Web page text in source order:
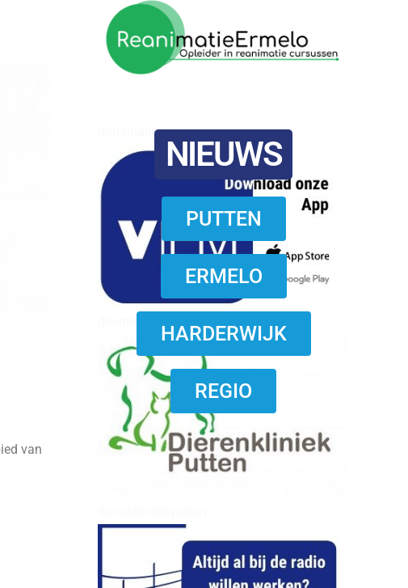
reanimatie ermelo
NIEUWS
PUTTEN
ERMELO
HARDERWIJK
REGIO
van